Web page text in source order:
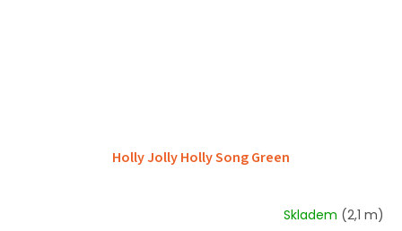
Holly Jolly Holly Song Green
Skladem (2,1 m)